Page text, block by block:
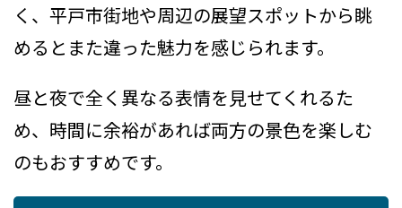
く、平戸市街地や周辺の展望スポットから眺
めるとまた違った魅力を感じられます。
昼と夜で全く異なる表情を見せてくれるた
め、時間に余裕があれば両方の景色を楽しむ
のもおすすめです。